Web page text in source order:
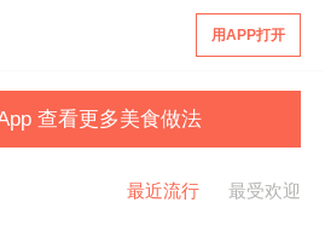
用APP打开
查看更多美食做法
最近流行 最受欢迎